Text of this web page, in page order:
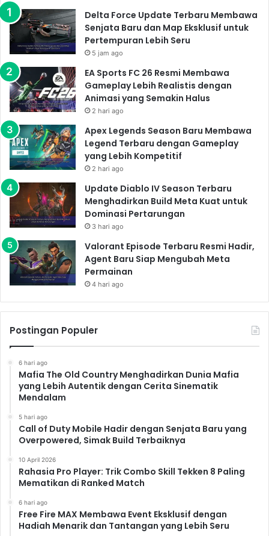
Delta Force Update Terbaru Membawa
Senjata Baru dan Map Eksklusif untuk
Pertempuran Lebih Seru
5 jam ago
EA Sports FC 26 Resmi Membawa
Gameplay Lebih Realistis dengan
Animasi yang Semakin Halus
2 hari ago
Apex Legends Season Baru Membawa
Legend Terbaru dengan Gameplay
yang Lebih Kompetitif
2 hari ago
Update Diablo IV Season Terbaru
Menghadirkan Build Meta Kuat untuk
Dominasi Pertarungan
3 hari ago
Valorant Episode Terbaru Resmi Hadir,
Agent Baru Siap Mengubah Meta
Permainan
4 hari ago
Postingan Populer
6 hari ago
Mafia The Old Country Menghadirkan Dunia Mafia
yang Lebih Autentik dengan Cerita Sinematik
Mendalam
5 hari ago
Call of Duty Mobile Hadir dengan Senjata Baru yang
Overpowered, Simak Build Terbaiknya
10 April 2026
Rahasia Pro Player: Trik Combo Skill Tekken 8 Paling
Mematikan di Ranked Match
6 hari ago
Free Fire MAX Membawa Event Eksklusif dengan
Hadiah Menarik dan Tantangan yang Lebih Seru